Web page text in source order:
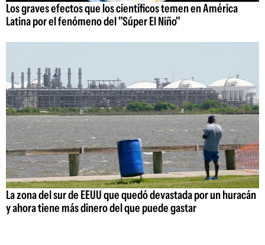
Los graves efectos que los científicos temen en América
Latina por el fenómeno del "Súper El Niño"
La zona del sur de EEUU que quedó devastada por un huracán
y ahora tiene más dinero del que puede gastar